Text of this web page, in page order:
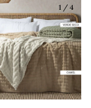
1 / 4